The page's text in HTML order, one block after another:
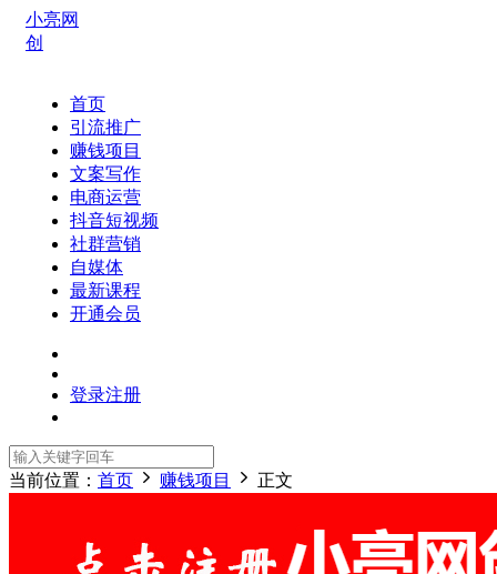
小亮网
创
首页
引流推广
赚钱项目
文案写作
电商运营
抖音短视频
社群营销
自媒体
最新课程
开通会员
登录注册
当前位置： 首页 赚钱项目 正文